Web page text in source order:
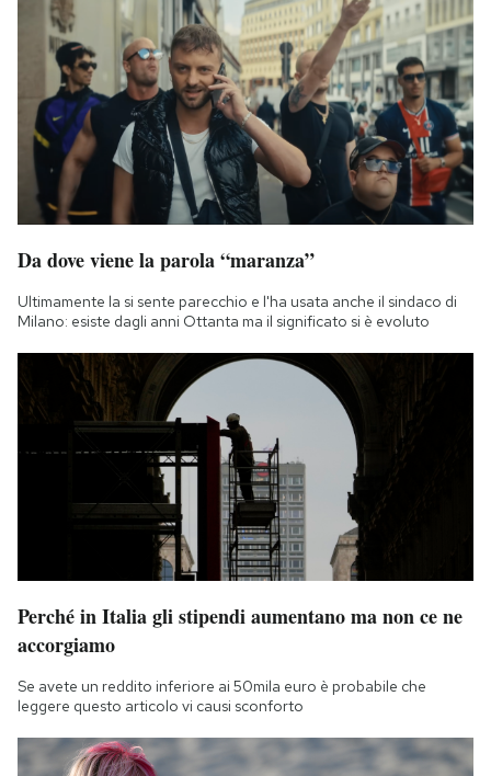
Da dove viene la parola “maranza”
Ultimamente la si sente parecchio e l'ha usata anche il sindaco di
Milano: esiste dagli anni Ottanta ma il significato si è evoluto
Perché in Italia gli stipendi aumentano ma non ce ne
accorgiamo
Se avete un reddito inferiore ai 50mila euro è probabile che
leggere questo articolo vi causi sconforto